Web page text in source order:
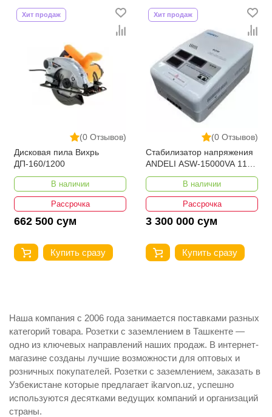
(0 Отзывов)
Хит продаж
Дисковая пила Вихрь
ДП-160/1200
В наличии
Рассрочка
662 500 сум
Купить сразу
(0 Отзывов)
Хит продаж
Стабилизатор напряжения
ANDELI ASW-15000VA 110-
250V настенный
В наличии
Рассрочка
3 300 000 сум
Купить сразу
Наша компания с 2006 года занимается поставками разных
категорий товара. Розетки с заземлением в Ташкенте —
одно из ключевых направлений наших продаж. В интернет-
магазине созданы лучшие возможности для оптовых и
розничных покупателей. Розетки с заземлением, заказать в
Узбекистане которые предлагает ikarvon.uz, успешно
используются десятками ведущих компаний и организаций
страны.